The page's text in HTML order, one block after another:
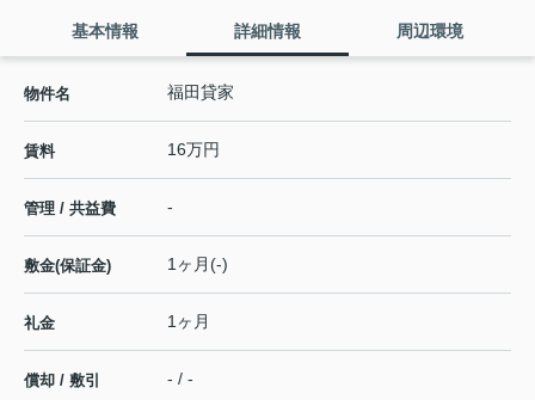
基本情報 詳細情報 周辺環境
物件名 福田貸家
賃料 16万円
管理 / 共益費 -
敷金(保証金) 1ヶ月(-)
礼金 1ヶ月
償却 / 敷引 - / -